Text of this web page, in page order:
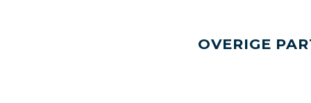
OVERIGE